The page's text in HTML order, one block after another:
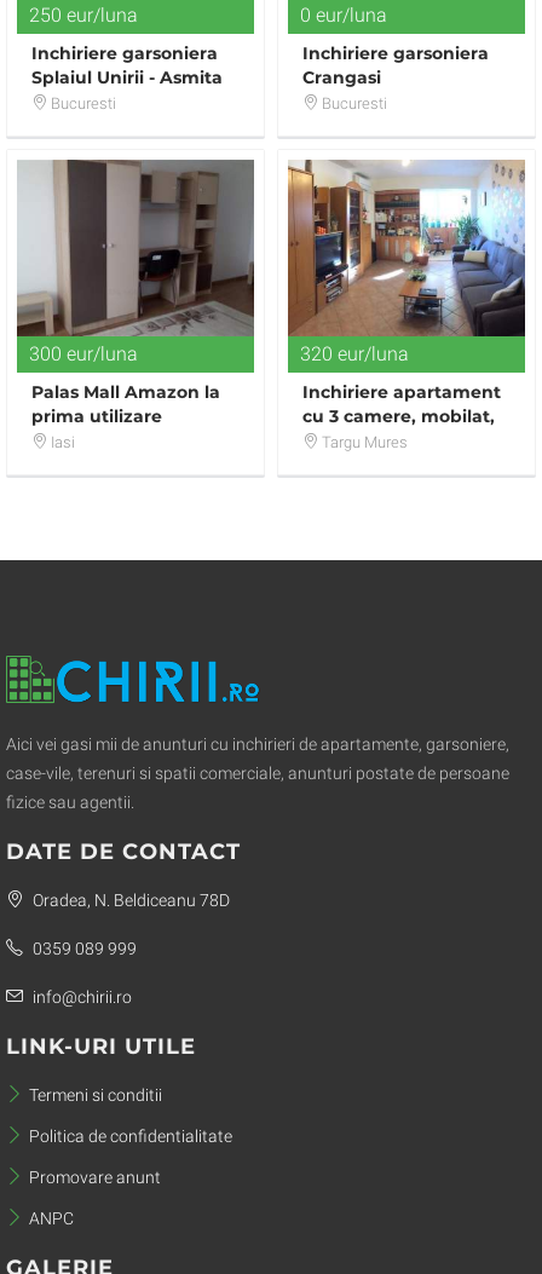
250 eur/luna
Inchiriere garsoniera
Splaiul Unirii - Asmita
Gardens!
Bucuresti
0 eur/luna
Inchiriere garsoniera
Crangasi
Bucuresti
300 eur/luna
Palas Mall Amazon la
prima utilizare
renovare 2017
Iasi
320 eur/luna
Inchiriere apartament
cu 3 camere, mobilat,
utilat, zona Fortuna-
Targu Mures
Aici vei gasi mii de anunturi cu inchirieri de apartamente, garsoniere,
case-vile, terenuri si spatii comerciale, anunturi postate de persoane
fizice sau agentii.
DATE DE CONTACT
Oradea, N. Beldiceanu 78D
0359 089 999
info@chirii.ro
LINK-URI UTILE
Termeni si conditii
Politica de confidentialitate
Promovare anunt
ANPC
GALERIE